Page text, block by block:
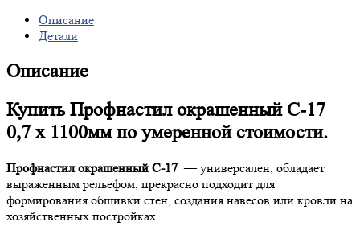
Описание
Детали
Описание
Купить Профнастил окрашенный С-17
0,7 х 1100мм по умеренной стоимости.
Профнастил окрашенный С-17 — универсален, обладает
выраженным рельефом, прекрасно подходит для
формирования обшивки стен, создания навесов или кровли на
хозяйственных постройках.